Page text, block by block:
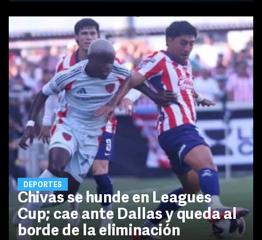
DEPORTES
Chivas se hunde en Leagues
Cup; cae ante Dallas y queda al
borde de la eliminación